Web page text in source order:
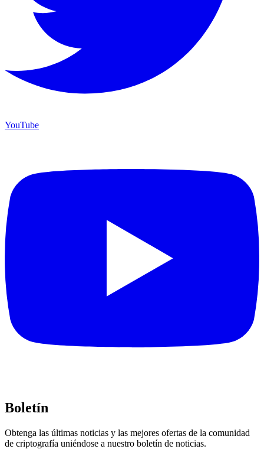
YouTube
Boletín
Obtenga las últimas noticias y las mejores ofertas de la comunidad
de criptografía uniéndose a nuestro boletín de noticias.